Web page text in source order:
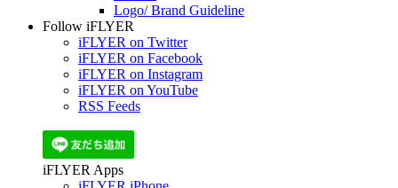
Logo/ Brand Guideline
Follow iFLYER
iFLYER on Twitter
iFLYER on Facebook
iFLYER on Instagram
iFLYER on YouTube
RSS Feeds
iFLYER Apps